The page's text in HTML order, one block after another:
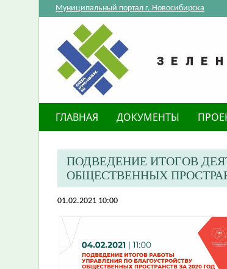
Муниципальный портал г. Новосибирска
ГЛАВНАЯ ДОКУМЕНТЫ
ПОДВЕДЕНИЕ ИТОГОВ
ОБЩЕСТВЕННЫХ
01.02.2021 10:00